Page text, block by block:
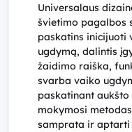
Universalaus
švietimo pagalbos
paskatins inicijuoti
ugdymą, dalintis
žaidimo raiška,
svarba vaiko
paskatinant
mokymosi
samprata ir aptarti